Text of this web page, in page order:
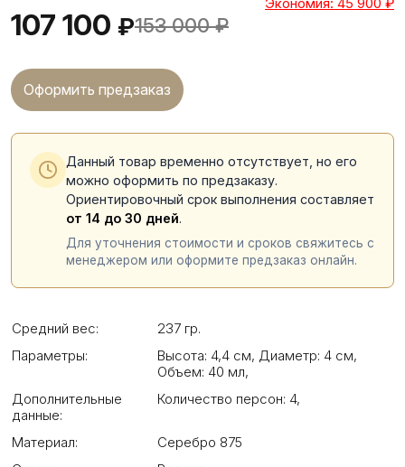
107 100 ₽153 000 ₽
Оформить предзаказ
Данный товар временно отсутствует, но его
можно оформить по предзаказу.
Ориентировочный срок выполнения составляет
от 14 до 30 дней.
Для уточнения стоимости и сроков свяжитесь с
менеджером или оформите предзаказ онлайн.
Средний вес:
237 гр.
Параметры:
Высота: 4,4 см, Диаметр: 4 см,
Объем: 40 мл,
Дополнительные
данные:
Количество персон: 4,
Материал:
Серебро 875